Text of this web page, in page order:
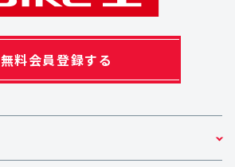
無料会員登録する